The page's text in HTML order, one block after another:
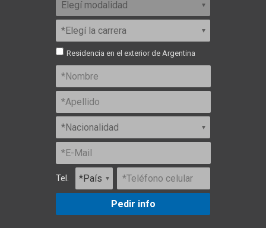
Residencia en el exterior de Argentina
Tel.
Pedir info